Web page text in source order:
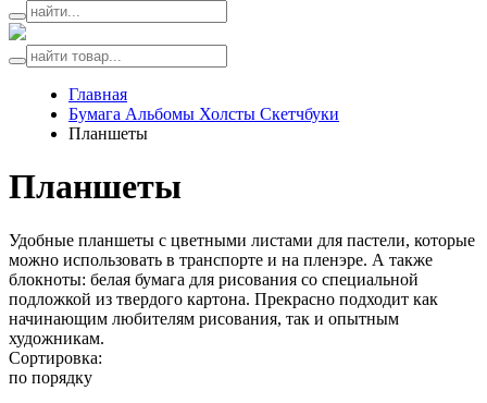
Главная
Бумага Альбомы Холсты Скетчбуки
Планшеты
Планшеты
Удобные планшеты с цветными листами для пастели, которые
можно использовать в транспорте и на пленэре. А также
блокноты: белая бумага для рисования со специальной
подложкой из твердого картона. Прекрасно подходит как
начинающим любителям рисования, так и опытным
художникам.
Сортировка:
по порядку